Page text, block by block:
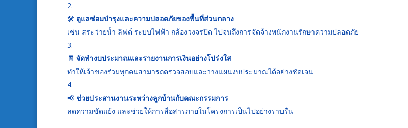
🛠 ดูแลซ่อมบำรุงและความปลอดภัยของพื้นที่ส่วนกลาง
เช่น สระว่ายน้ำ ลิฟต์ ระบบไฟฟ้า กล้องวงจรปิด ไปจนถึงการจัดจ้างพนักงานรักษาความปลอดภัย
🧾 จัดทำงบประมาณและรายงานการเงินอย่างโปร่งใส
ทำให้เจ้าของร่วมทุกคนสามารถตรวจสอบและวางแผนงบประมาณได้อย่างชัดเจน
📢 ช่วยประสานงานระหว่างลูกบ้านกับคณะกรรมการ
ลดความขัดแย้ง และช่วยให้การสื่อสารภายในโครงการเป็นไปอย่างราบรื่น